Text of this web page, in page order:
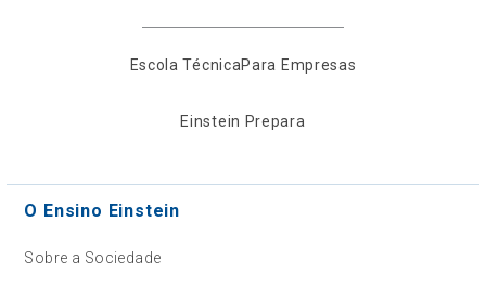
Escola TécnicaPara Empresas
Einstein Prepara
O Ensino Einstein
Sobre a Sociedade